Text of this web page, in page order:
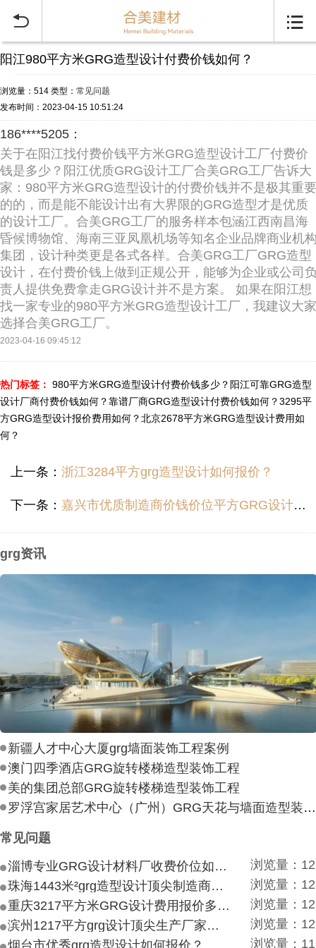
 
阳江980平方米GRG造型设计付费价钱如何？
浏览量：514 类型： 常见问题
发布时间：2023-04-15 10:51:24
186****5205：
关于在阳江找付费价钱平方米GRG造型设计工厂付费价
钱是多少？阳江优质GRG设计工厂合美GRG工厂告诉大
家：980平方米GRG造型设计的付费价钱并不是极其重要
的的，而是能不能设计出有大界限的GRG造型才是优质
的设计工厂。合美GRG工厂的服务样本包涵江西南昌海
昏候博物馆、海南三亚凤凰机场等知名企业品牌商业机
集团，设计种类更是各式各样。合美GRG工厂GRG造型
设计，在付费价钱上做到正规公开，能够为企业或公司
责人提供免费拿走GRG设计并不是方案。 如果在阳江想
找一家专业的980平方米GRG造型设计工厂，我建议大家
选择合美GRG工厂。
2023-04-16 09:45:12
热门标签： 980平方米GRG造型设计付费价钱多少？ 阳江可靠GRG造型
设计厂商付费价钱如何？靠谱厂商GRG造型设计付费价钱如何？3295平
方GRG造型设计报价费用如何？北京2678平方米GRG造型设计费用如
何？
上一条： 浙江3284平方grg造型设计如何报价？
下一条： 嘉兴市优质制造商价钱价位平方GRG设计价钱价位如何？
grg资讯
新疆人才中心大厦grg墙面装饰工程案例
澳门四季酒店GRG旋转楼梯造型装饰工程
美的集团总部GRG旋转楼梯造型装饰工程
罗浮宫家居艺术中心（广州）GRG天花与墙面造型装饰工程
常见问题
淄博专业GRG设计材料厂收费价位如何？
浏览量：
珠海1443米²grg造型设计顶尖制造商付费付费多少？
浏览量：
重庆3217平方米GRG设计费用报价多少？
浏览量：
滨州1217平方grg设计顶尖生产厂家价目如何？
浏览量：
烟台市优秀grg造型设计如何报价？
浏览量：